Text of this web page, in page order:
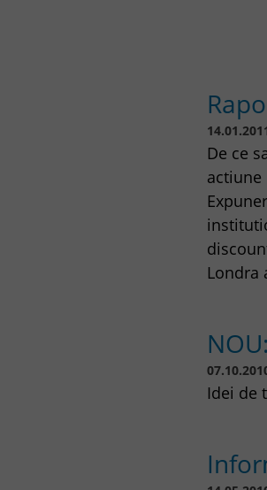
De ce
actiune
Londra
Idei de